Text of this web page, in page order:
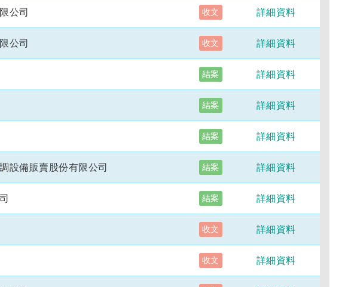
公司 收文 詳細資料
公司 收文 詳細資料
結案 詳細資料
結案 詳細資料
結案 詳細資料
設備販賣股份有限公司 結案 詳細資料
結案 詳細資料
收文 詳細資料
收文 詳細資料